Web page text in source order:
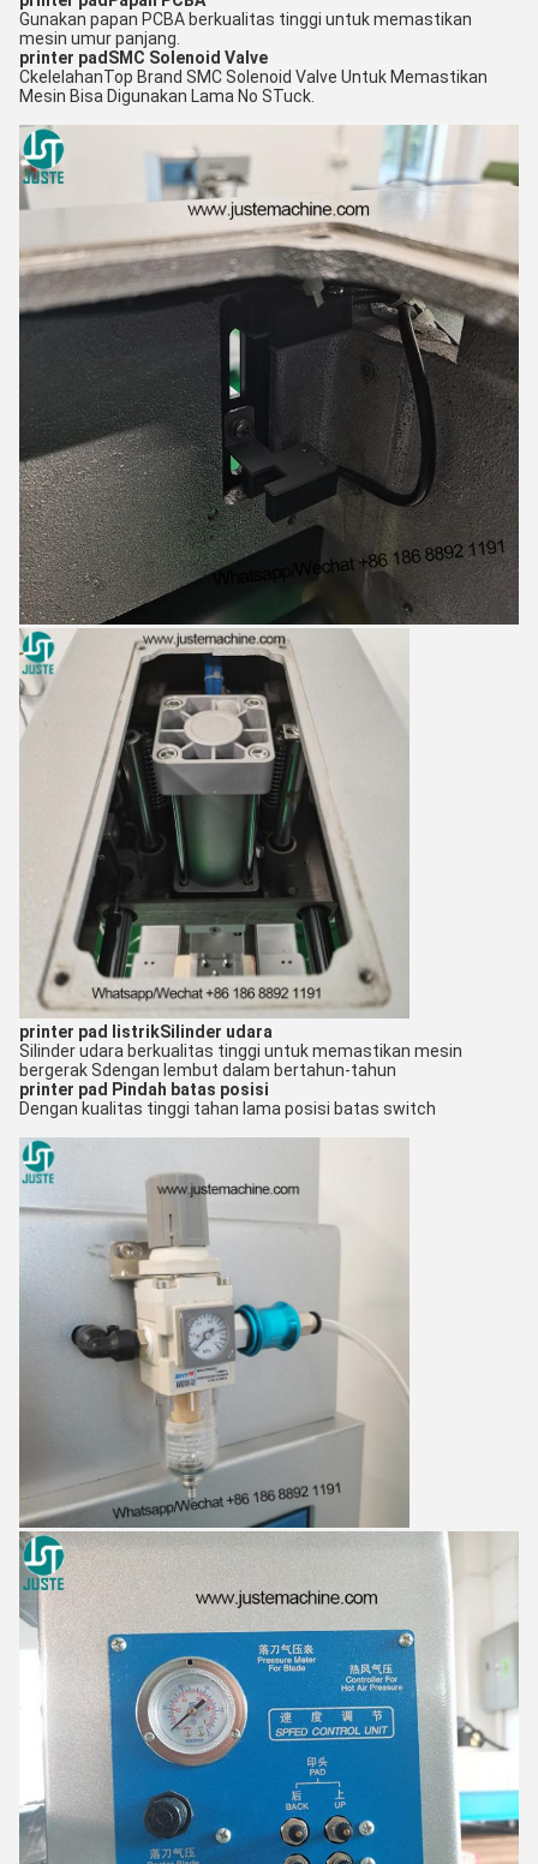
Gunakan papan PCBA berkualitas tinggi untuk memastikan
mesin umur panjang.
printer pad SMC Solenoid Valve
CkelelahanTop Brand SMC Solenoid Valve Untuk Memastikan
Mesin Bisa Digunakan Lama No STuck.
printer pad listrikSilinder udara
Silinder udara berkualitas tinggi untuk memastikan mesin
bergerak Sdengan lembut dalam bertahun-tahun
printer pad Pindah batas posisi
Dengan kualitas tinggi tahan lama posisi batas switch